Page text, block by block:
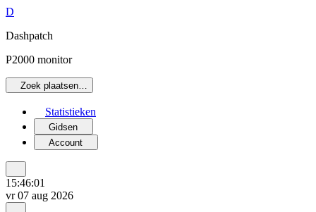
D
Dashpatch
P2000 monitor
Zoek plaatsen…
Statistieken
Gidsen
Account
15:46:01
vr 07 aug 2026